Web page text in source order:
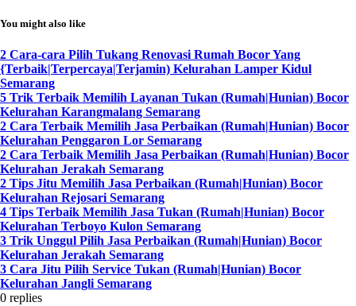
You might also like
2 Cara-cara Pilih Tukang Renovasi Rumah Bocor Yang
{Terbaik|Terpercaya|Terjamin) Kelurahan Lamper Kidul
Semarang
5 Trik Terbaik Memilih Layanan Tukan (Rumah|Hunian) Bocor
Kelurahan Karangmalang Semarang
2 Cara Terbaik Memilih Jasa Perbaikan (Rumah|Hunian) Bocor
Kelurahan Penggaron Lor Semarang
2 Cara Terbaik Memilih Jasa Perbaikan (Rumah|Hunian) Bocor
Kelurahan Jerakah Semarang
2 Tips Jitu Memilih Jasa Perbaikan (Rumah|Hunian) Bocor
Kelurahan Rejosari Semarang
4 Tips Terbaik Memilih Jasa Tukan (Rumah|Hunian) Bocor
Kelurahan Terboyo Kulon Semarang
3 Trik Unggul Pilih Jasa Perbaikan (Rumah|Hunian) Bocor
Kelurahan Jerakah Semarang
3 Cara Jitu Pilih Service Tukan (Rumah|Hunian) Bocor
Kelurahan Jangli Semarang
0 replies